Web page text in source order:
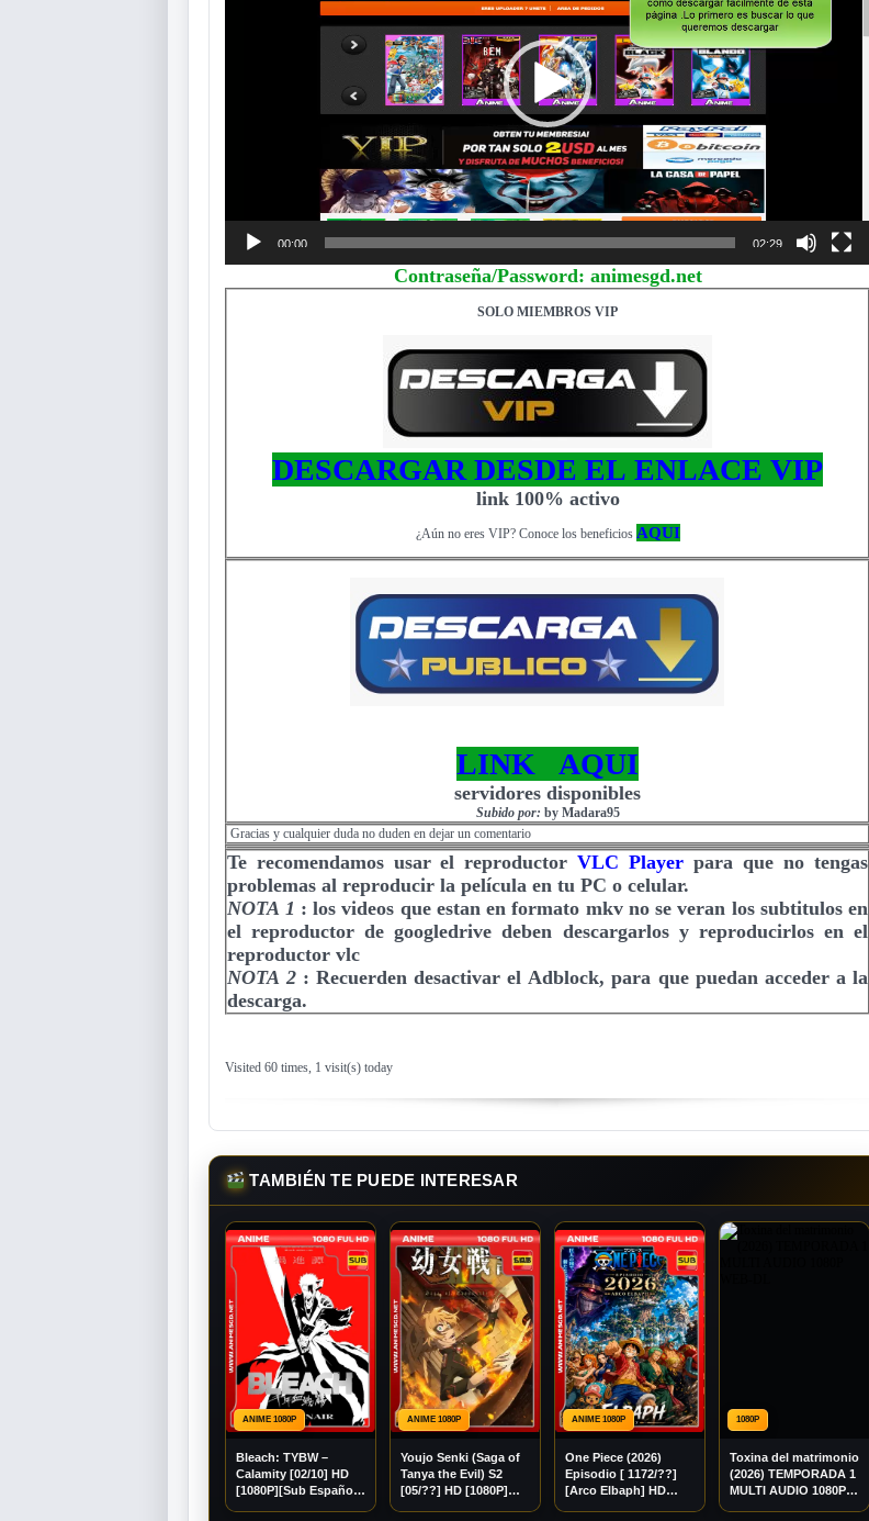
00:00 02:29
Contraseña/Password: animesgd.net
SOLO MIEMBROS VIP
DESCARGAR DESDE EL ENLACE VIP
link 100% activo
¿Aún no eres VIP? Conoce los beneficios AQUI
LINK AQUI
servidores disponibles
Subido por: by Madara95
Gracias y cualquier duda no duden en dejar un comentario
Te recomendamos usar el reproductor VLC Player para que no tengas
problemas al reproducir la película en tu PC o celular.
NOTA 1 : los videos que estan en formato mkv no se veran los subtitulos en
el reproductor de googledrive deben descargarlos y reproducirlos en el
reproductor vlc
NOTA 2 : Recuerden desactivar el Adblock, para que puedan acceder a la
descarga.
Visited 60 times, 1 visit(s) today
TAMBIÉN TE PUEDE INTERESAR
ANIME 1080P
Bleach: TYBW –
Calamity [02/10] HD
[1080P][Sub Español]
ANIME 1080P
Youjo Senki (Saga of
Tanya the Evil) S2
[05/??] HD [1080P]
ANIME 1080P
One Piece (2026)
Episodio [ 1172/??]
[Arco Elbaph] HD
1080P
Toxina del matrimonio
(2026) TEMPORADA 1
MULTI AUDIO 1080P